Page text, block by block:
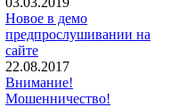
Новое в демо
предпрослушивании на
сайте
22.08.2017
Внимание!
Мошенничество!